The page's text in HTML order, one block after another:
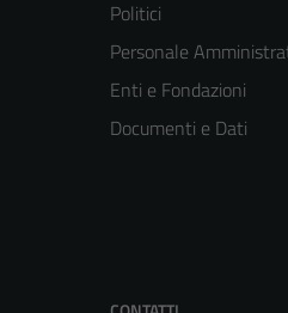
Politici
Personale
Enti e Fondazioni
Documenti e Dati